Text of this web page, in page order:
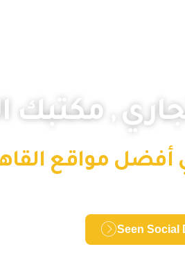
, مكتبك
أفضل مواقع
Seen Social